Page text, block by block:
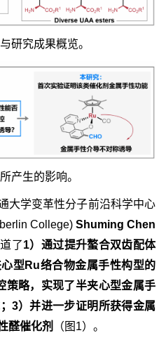
研究成果概览。
产生的影响。
大学变革性分子前沿科学中心
College) Shuming Chen
了1）通过提升螯合双齿配体
型Ru络合物金属手性构型的
策略，实现了半夹心型金属手
3）并进一步证明所获得金属
醛催化剂
（图1）。